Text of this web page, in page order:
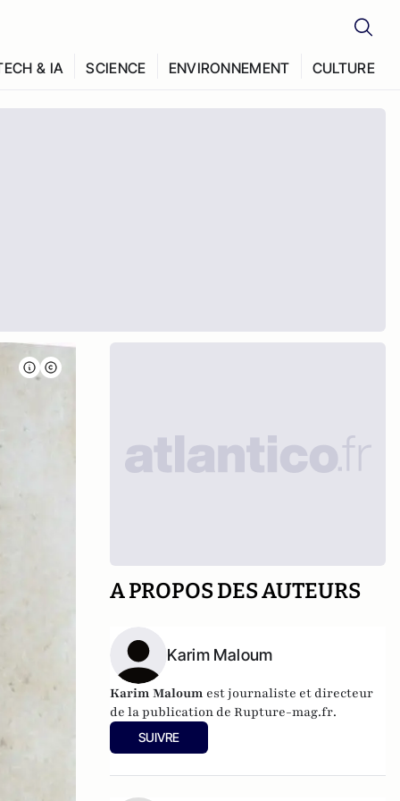
& IA SCIENCE ENVIRONNEMENT CULTURE
A PROPOS DES AUTEURS
Karim Maloum
Karim Maloum est journaliste et directeur
de la publication deRupture-mag.fr.
SUIVRE